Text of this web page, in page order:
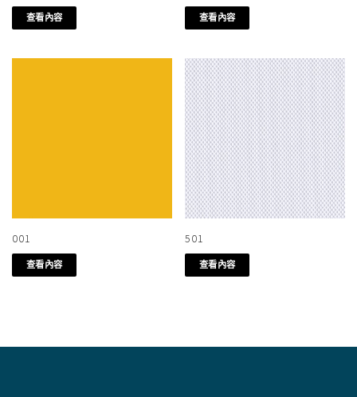
查看內容 查看內容
001
查看內容
501
查看內容